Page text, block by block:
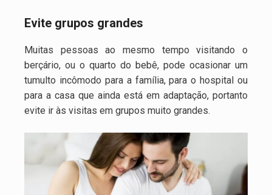
Evite grupos grandes
Muitas pessoas ao mesmo tempo visitando o
berçário, ou o quarto do bebê, pode ocasionar um
tumulto incômodo para a família, para o hospital ou
para a casa que ainda está em adaptação, portanto
evite ir às visitas em grupos muito grandes.